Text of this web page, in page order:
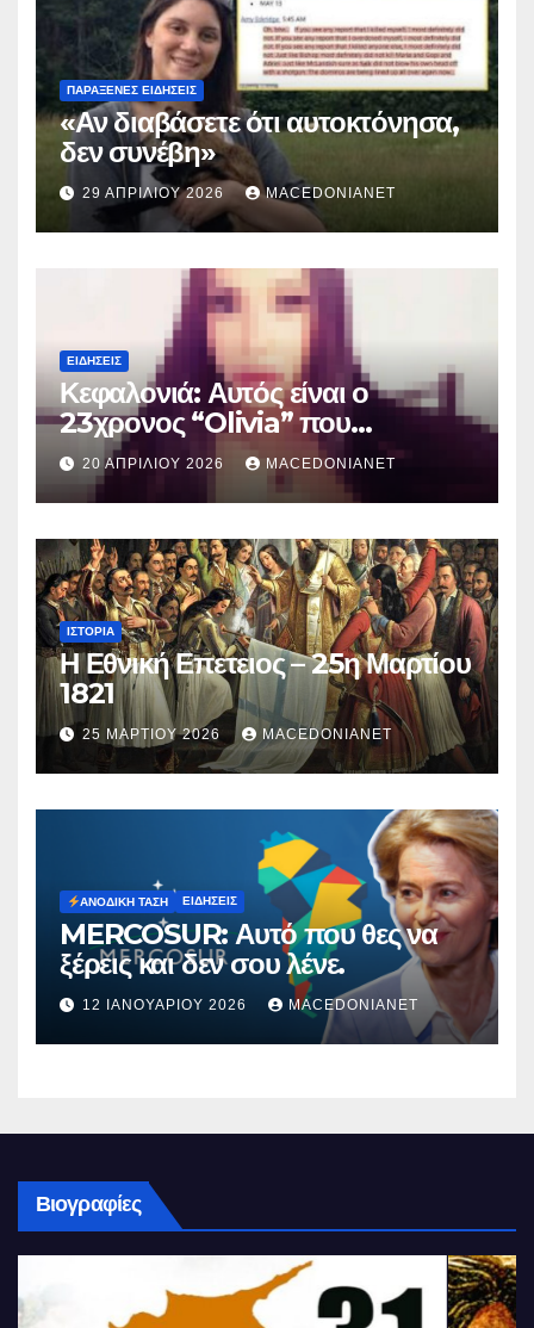
ΠΑΡΆΞΕΝΕΣ ΕΙΔΉΣΕΙΣ
«Αν διαβάσετε ότι αυτοκτόνησα,
δεν συνέβη»
29 ΑΠΡΙΛΊΟΥ 2026 MACEDONIANET
ΕΙΔΉΣΕΙΣ
Κεφαλονιά: Αυτός είναι ο
23χρονος “Olivia” που
κατηγορείται για τον θάνατο της
Μυρτούς
20 ΑΠΡΙΛΊΟΥ 2026 MACEDONIANET
ΙΣΤΟΡΊΑ
Η Εθνική Επετειος – 25η Μαρτίου
1821
25 ΜΑΡΤΊΟΥ 2026 MACEDONIANET
ΑΝΟΔΙΚΉ ΤΆΣΗ ΕΙΔΉΣΕΙΣ
MERCOSUR: Αυτό που θες να
ξέρεις και δεν σου λένε.
12 ΙΑΝΟΥΑΡΊΟΥ 2026 MACEDONIANET
Βιογραφίες